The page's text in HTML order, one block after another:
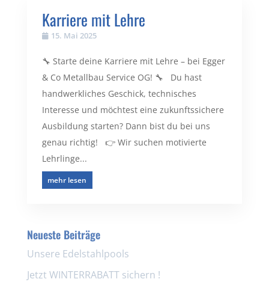
Karriere mit Lehre
15. Mai 2025
🔧 Starte deine Karriere mit Lehre – bei Egger
& Co Metallbau Service OG! 🔧 Du hast
handwerkliches Geschick, technisches
Interesse und möchtest eine zukunftssichere
Ausbildung starten? Dann bist du bei uns
genau richtig! 👉 Wir suchen motivierte
Lehrlinge...
mehr lesen
Neueste Beiträge
Unsere Edelstahlpools
Jetzt WINTERRABATT sichern !